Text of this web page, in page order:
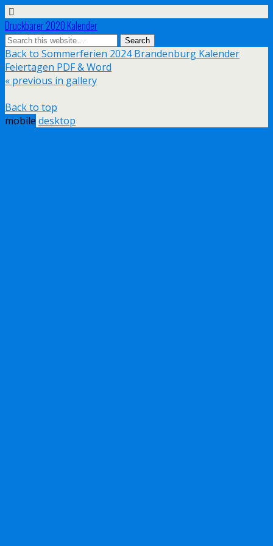
Druckbarer 2020 Kalender
Back to Sommerferien 2024 Brandenburg Kalender
Feiertagen PDF & Word
« previous in gallery
Back to top
mobile desktop